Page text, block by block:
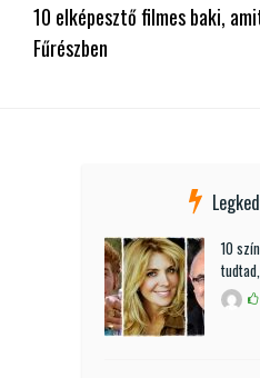
10 elképesztő filmes baki,
Fűrészben
10